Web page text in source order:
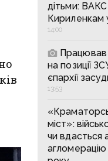
дітьми:
Кириленкам
14:00
Працював
на позиції
єпархії
13:53
міст»:
чи вдасться